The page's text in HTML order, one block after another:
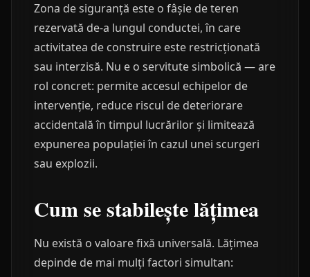
Zona de siguranță este o fâșie de teren
rezervată de-a lungul conductei, în care
activitatea de construire este restricționată
sau interzisă. Nu e o servitute simbolică — are
rol concret: permite accesul echipelor de
intervenție, reduce riscul de deteriorare
accidentală în timpul lucrărilor și limitează
expunerea populației în cazul unei scurgeri
sau explozii.
Cum se stabilește lățimea
Nu există o valoare fixă universală. Lățimea
depinde de mai mulți factori simultan: